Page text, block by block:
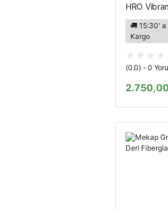
HRO
Fiberglass
İş Botu
🚚 15:30' a
Kargo
(0.0) - 0